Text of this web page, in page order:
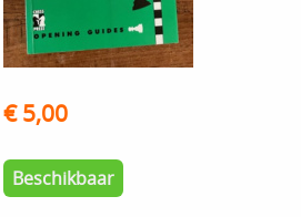
€ 5,00
Beschikbaar